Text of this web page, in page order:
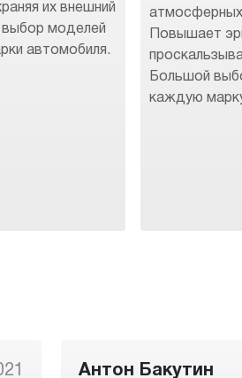
их внешний
моделей
автомобиля.
Повышает
Большой
каждую
Антон Бакутин